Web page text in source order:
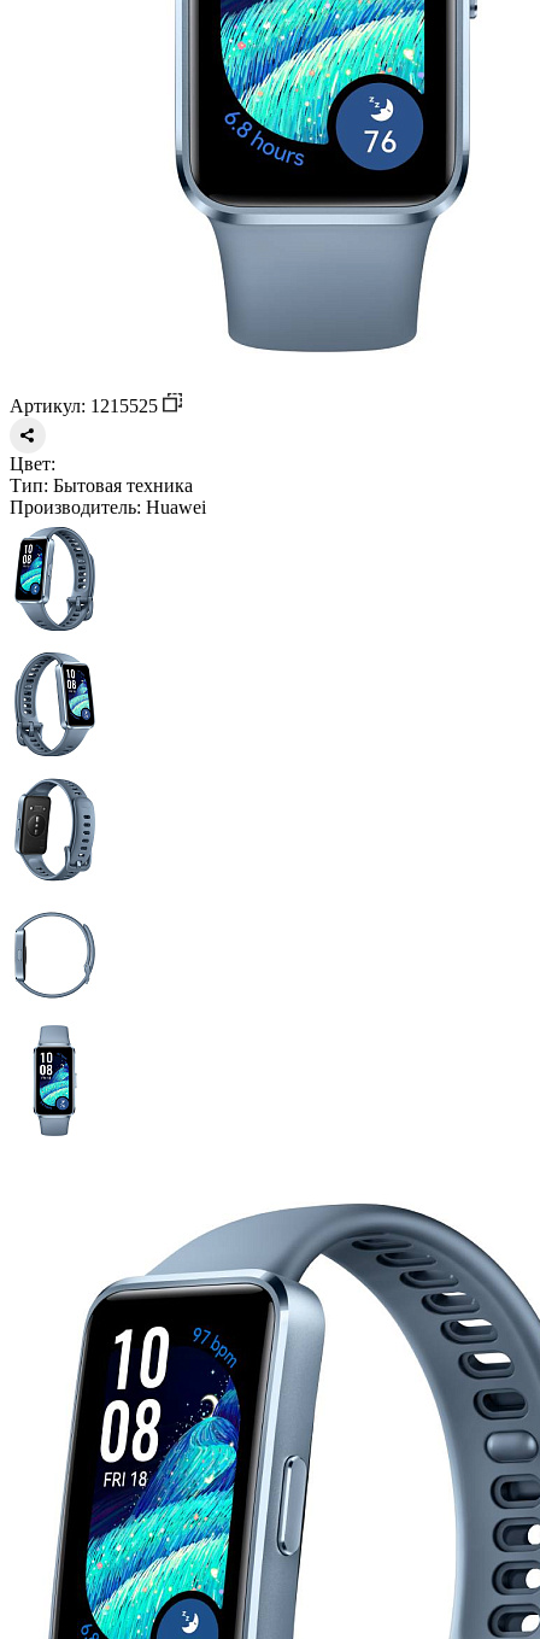
Артикул: 1215525
Цвет:
Тип: Бытовая техника
Производитель: Huawei